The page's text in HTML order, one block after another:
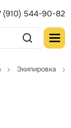
(910) 544-90-82
Экипировка